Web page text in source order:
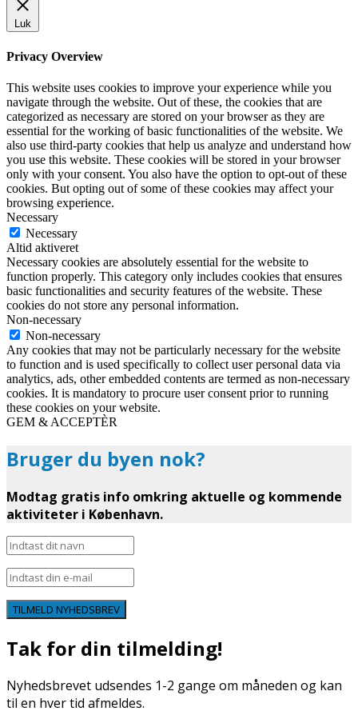
Luk
Privacy Overview
This website uses cookies to improve your experience while you
navigate through the website. Out of these, the cookies that are
categorized as necessary are stored on your browser as they are
essential for the working of basic functionalities of the website. We
also use third-party cookies that help us analyze and understand how
you use this website. These cookies will be stored in your browser
only with your consent. You also have the option to opt-out of these
cookies. But opting out of some of these cookies may affect your
browsing experience.
Necessary
Necessary
Altid aktiveret
Necessary cookies are absolutely essential for the website to
function properly. This category only includes cookies that ensures
basic functionalities and security features of the website. These
cookies do not store any personal information.
Non-necessary
Non-necessary
Any cookies that may not be particularly necessary for the website
to function and is used specifically to collect user personal data via
analytics, ads, other embedded contents are termed as non-necessary
cookies. It is mandatory to procure user consent prior to running
these cookies on your website.
GEM & ACCEPTÈR
Bruger du byen nok?
Modtag gratis info omkring aktuelle og kommende
aktiviteter i København.
TILMELD NYHEDSBREV
Tak for din tilmelding!
Nyhedsbrevet udsendes 1-2 gange om måneden og kan
til en hver tid afmeldes.